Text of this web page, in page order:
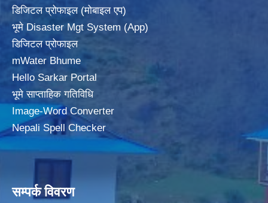
डिजिटल प्रोफाइल (मोबाइल एप)
भूमे Disaster Mgt System (App)
डिजिटल प्रोफाइल
mWater Bhume
Hello Sarkar Portal
भूमे साप्ताहिक गतिविधि
Image-Word Converter
Nepali Spell Checker
सम्पर्क विवरण